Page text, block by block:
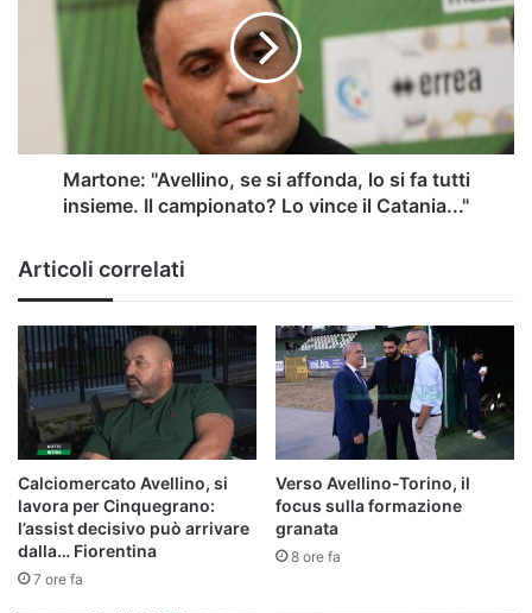
tutti
insieme.
vince
il
Catania..."
Martone: "Avellino, se si affonda, lo si fa tutti
insieme. Il campionato? Lo vince il Catania..."
Articoli correlati
Calciomercato Avellino, si
lavora per Cinquegrano:
l’assist decisivo può arrivare
dalla… Fiorentina
7 ore fa
Verso Avellino-Torino, il
focus sulla formazione
granata
8 ore fa